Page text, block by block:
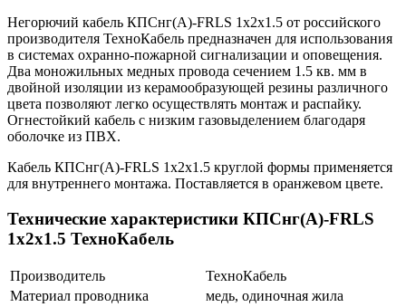
Негорючий кабель КПСнг(А)-FRLS 1х2х1.5 от российского
производителя ТехноКабель предназначен для использования
в системах охранно-пожарной сигнализации и оповещения.
Два моножильных медных провода сечением 1.5 кв. мм в
двойной изоляции из керамообразующей резины различного
цвета позволяют легко осуществлять монтаж и распайку.
Огнестойкий кабель с низким газовыделением благодаря
оболочке из ПВХ.
Кабель КПСнг(А)-FRLS 1х2х1.5 круглой формы применяется
для внутреннего монтажа. Поставляется в оранжевом цвете.
Технические характеристики КПСнг(А)-FRLS
1х2х1.5 ТехноКабель
Производитель
ТехноКабель
Материал проводника
медь, одиночная жила